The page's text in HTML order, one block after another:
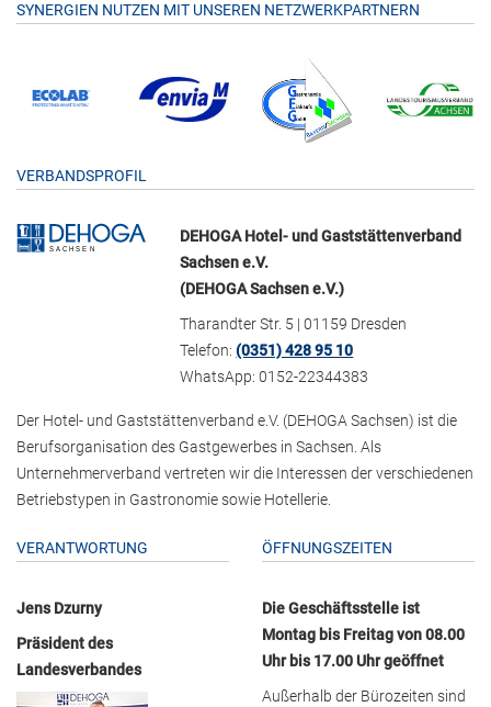
SYNERGIEN NUTZEN MIT UNSEREN NETZWERKPARTNERN
VERBANDSPROFIL
DEHOGA Hotel- und Gaststättenverband
Sachsen e.V.
(DEHOGA Sachsen e.V.)
Tharandter Str. 5 | 01159 Dresden
Telefon:(0351) 428 95 10
WhatsApp: 0152-22344383
Der Hotel- und Gaststättenverband e.V. (DEHOGA Sachsen) ist die
Berufsorganisation des Gastgewerbes in Sachsen. Als
Unternehmerverband vertreten wir die Interessen der verschiedenen
Betriebstypen in Gastronomie sowie Hotellerie.
VERANTWORTUNG
Jens Dzurny
Präsident des
Landesverbandes
ÖFFNUNGSZEITEN
Die Geschäftsstelle ist
Montag bis Freitag von 08.00
Uhr bis 17.00 Uhr geöffnet
Außerhalb der Bürozeiten sind